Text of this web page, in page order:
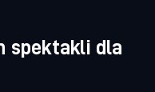
spektakli dla